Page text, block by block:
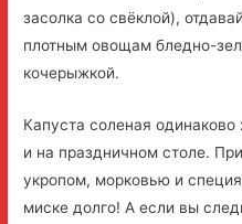
засолка со свёклой),
плотным овощам бледно-
кочерыжкой.
Капуста соленая
и на праздничном столе.
укропом, морковью и
миске долго! А если вы